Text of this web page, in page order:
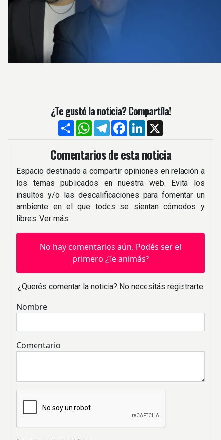
¿Te gustó la noticia? Compartíla!
CompartirWhatsApp
TelegramFacebook
LinkedIn
Comentarios de esta noticia
Espacio destinado a compartir opiniones en relación a
los temas publicados en nuestra web. Evita los
insultos y/o las descalificaciones para fomentar un
ambiente en el que todos se sientan cómodos y
libres. Ver más
No hay comentarios aún. Podés ser el
primero ¿Te animás?
¿Querés comentar la noticia? No necesitás registrarte
Nombre
Comentario